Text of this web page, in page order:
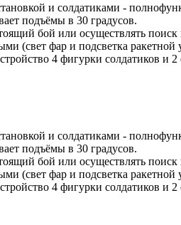
и солдатиками -
подъёмы в 30 градусов.
бой или осуществлять
(свет фар и подсветка ракетной
4 фигурки солдатиков и
и солдатиками -
подъёмы в 30 градусов.
бой или осуществлять
(свет фар и подсветка ракетной
4 фигурки солдатиков и